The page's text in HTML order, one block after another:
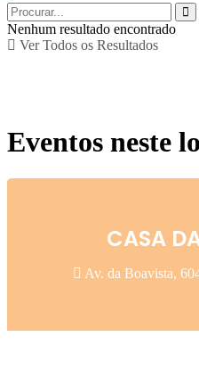
Nenhum resultado encontrado
Ver Todos os Resultados
Eventos neste
CASA
Av. da Boavista,